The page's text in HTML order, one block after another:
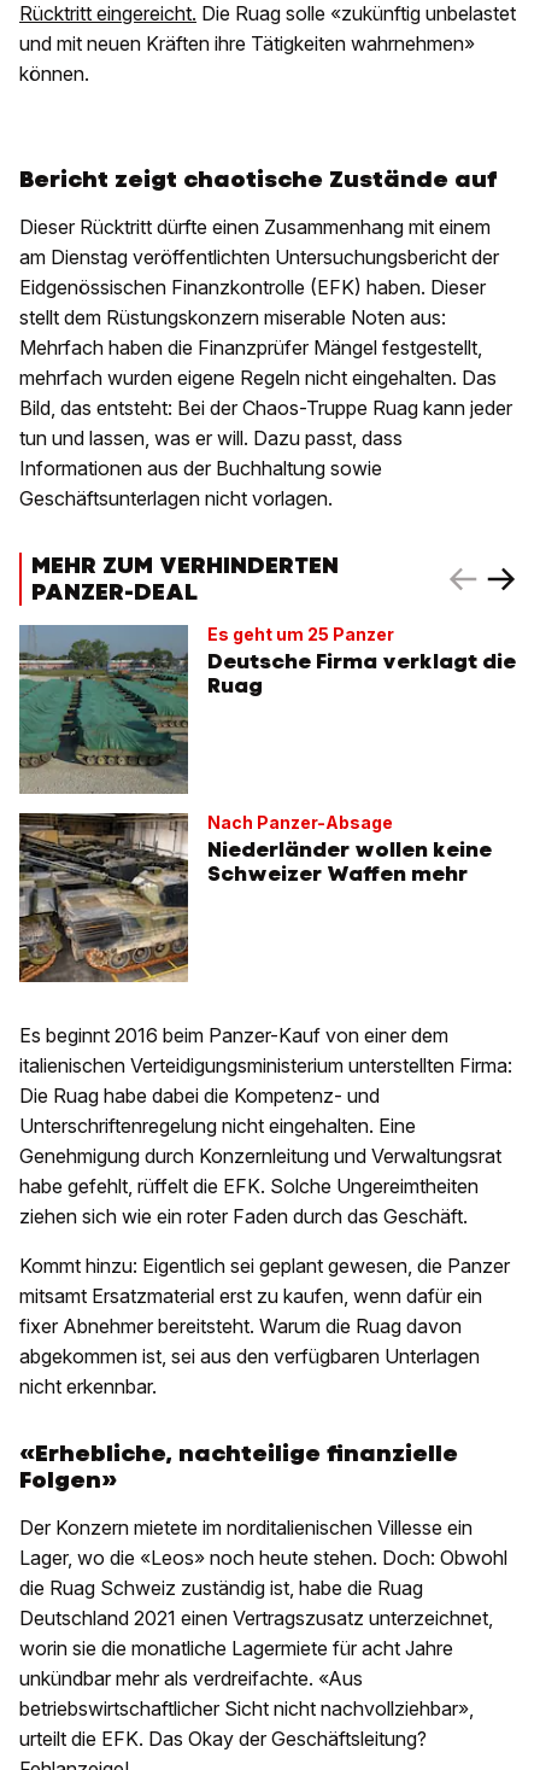
Rücktritt eingereicht. Die Ruag solle «zukünftig unbelastet
und mit neuen Kräften ihre Tätigkeiten wahrnehmen»
können.
Bericht zeigt chaotische Zustände auf
Dieser Rücktritt dürfte einen Zusammenhang mit einem
am Dienstag veröffentlichten Untersuchungsbericht der
Eidgenössischen Finanzkontrolle (EFK) haben. Dieser
stellt dem Rüstungskonzern miserable Noten aus:
Mehrfach haben die Finanzprüfer Mängel festgestellt,
mehrfach wurden eigene Regeln nicht eingehalten. Das
Bild, das entsteht: Bei der Chaos-Truppe Ruag kann jeder
tun und lassen, was er will. Dazu passt, dass
Informationen aus der Buchhaltung sowie
Geschäftsunterlagen nicht vorlagen.
MEHR ZUM VERHINDERTEN
PANZER-DEAL
Es geht um 25 Panzer
Deutsche Firma verklagt die
Ruag
Nach Panzer-Absage
Niederländer wollen keine
Schweizer Waffen mehr
Es beginnt 2016 beim Panzer-Kauf von einer dem
italienischen Verteidigungsministerium unterstellten Firma:
Die Ruag habe dabei die Kompetenz- und
Unterschriftenregelung nicht eingehalten. Eine
Genehmigung durch Konzernleitung und Verwaltungsrat
habe gefehlt, rüffelt die EFK. Solche Ungereimtheiten
ziehen sich wie ein roter Faden durch das Geschäft.
Kommt hinzu: Eigentlich sei geplant gewesen, die Panzer
mitsamt Ersatzmaterial erst zu kaufen, wenn dafür ein
fixer Abnehmer bereitsteht. Warum die Ruag davon
abgekommen ist, sei aus den verfügbaren Unterlagen
nicht erkennbar.
«Erhebliche, nachteilige finanzielle
Folgen»
Der Konzern mietete im norditalienischen Villesse ein
Lager, wo die «Leos» noch heute stehen. Doch: Obwohl
die Ruag Schweiz zuständig ist, habe die Ruag
Deutschland 2021 einen Vertragszusatz unterzeichnet,
worin sie die monatliche Lagermiete für acht Jahre
unkündbar mehr als verdreifachte. «Aus
betriebswirtschaftlicher Sicht nicht nachvollziehbar»,
urteilt die EFK. Das Okay der Geschäftsleitung?